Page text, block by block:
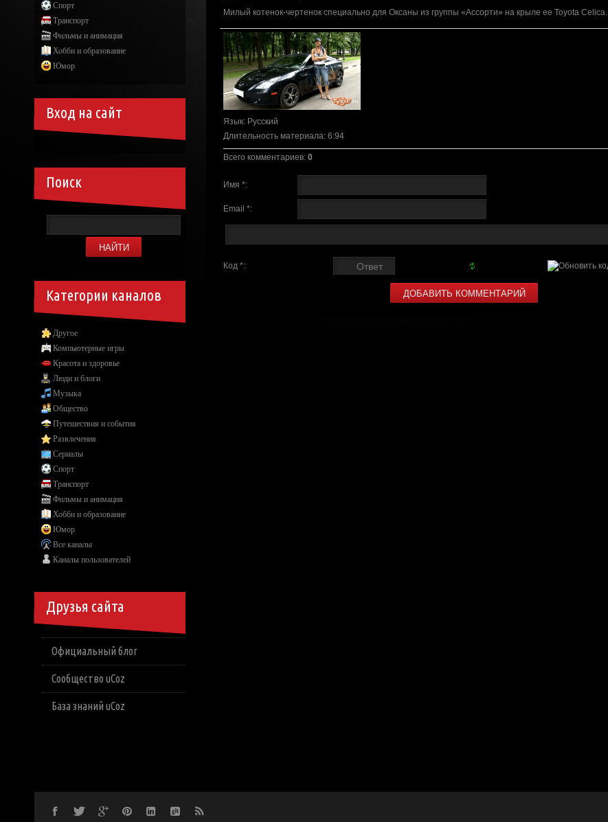
Милый котенок-чертенок специально для Оксаны из группы «Ассорти» на крыле ее Toyota Celica.
Язык: Русский
Длительность материала: 6:94
Всего комментариев: 0
Имя *:
Email *:
Код *:
Спорт
Транспорт
Фильмы и анимация
Хобби и образование
Юмор
Вход на сайт
Поиск
Категории каналов
Другое
Компьютерные игры
Красота и здоровье
Люди и блоги
Музыка
Общество
Путешествия и события
Развлечения
Сериалы
Спорт
Транспорт
Фильмы и анимация
Хобби и образование
Юмор
Все каналы
Каналы пользователей
Друзья сайта
Официальный блог
Сообщество uCoz
База знаний uCoz